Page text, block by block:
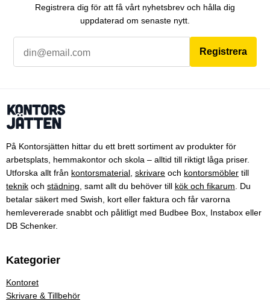
Registrera dig för att få vårt nyhetsbrev och hålla dig
uppdaterad om senaste nytt.
Registrera
På Kontorsjätten hittar du ett brett sortiment av produkter för
arbetsplats, hemmakontor och skola – alltid till riktigt låga priser.
Utforska allt från kontorsmaterial skrivare och kontorsmöbler till
teknik och städning , samt allt du behöver till kök och fikarum . Du
betalar säkert med Swish, kort eller faktura och får varorna
hemlevererade snabbt och pålitligt med Budbee Box, Instabox eller
DB Schenker.
Kategorier
Kontoret
Skrivare & Tillbehör